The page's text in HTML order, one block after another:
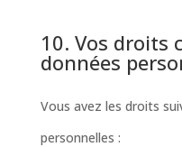
10. Vos droits
données
Vous avez les droits
personnelles :